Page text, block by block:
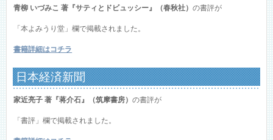
青柳 いづみこ 著『サティとドビュッシー』（春秋社）の書評が
「本よみうり堂」欄で掲載されました。
書籍詳細はコチラ
日本経済新聞
家近亮子 著『蒋介石』（筑摩書房）の書評が
「書評」欄で掲載されました。